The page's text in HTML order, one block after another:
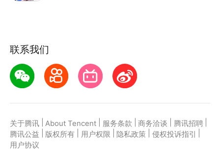
联系我们
关于腾讯 About Tencent 服务条款 商务洽谈 腾讯招聘
腾讯公益
版权所有 用户权限 隐私政策 侵权投诉指引
用户协议